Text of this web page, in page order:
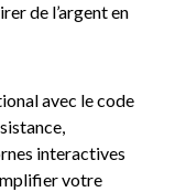
de l’argent en
avec le code
interactives
votre